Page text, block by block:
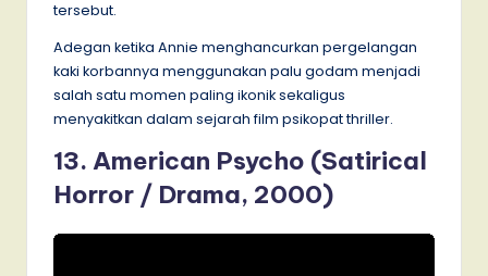
tersebut.
Adegan ketika Annie menghancurkan pergelangan
kaki korbannya menggunakan palu godam menjadi
salah satu momen paling ikonik sekaligus
menyakitkan dalam sejarah film psikopat thriller.
13. American Psycho (Satirical
Horror / Drama, 2000)